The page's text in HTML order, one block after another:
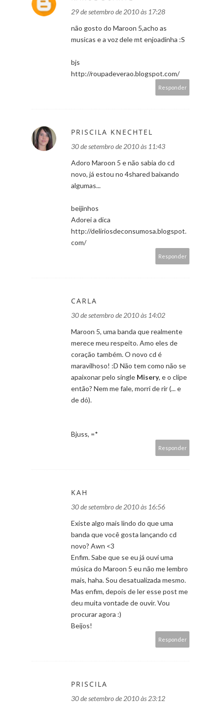
29 de setembro de 2010 às 17:28
não gosto do Maroon 5,acho as
musicas e a voz dele mt enjoadinha :S
bjs
http://roupadeverao.blogspot.com/
Responder
PRISCILA KNECHTEL
30 de setembro de 2010 às 11:43
Adoro Maroon 5 e não sabia do cd
novo, já estou no 4shared baixando
algumas...
beijinhos
Adorei a dica
http://deliriosdeconsumosa.blogspot.
com/
Responder
CARLA
30 de setembro de 2010 às 14:02
Maroon 5, uma banda que realmente
merece meu respeito. Amo eles de
coração também. O novo cd é
maravilhoso! :D Não tem como não se
apaixonar pelo single Misery, e o clipe
então? Nem me fale, morri de rir (... e
de dó).
Bjuss, =*
Responder
KAH
30 de setembro de 2010 às 16:56
Existe algo mais lindo do que uma
banda que você gosta lançando cd
novo? Awn <3
Enfim. Sabe que se eu já ouvi uma
música do Maroon 5 eu não me lembro
mais, haha. Sou desatualizada mesmo.
Mas enfim, depois de ler esse post me
deu muita vontade de ouvir. Vou
procurar agora :)
Beijos!
Responder
PRISCILA
30 de setembro de 2010 às 23:12